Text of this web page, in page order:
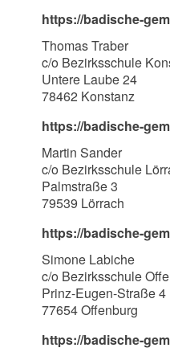
https://badische-
Thomas Traber
c/o Bezirksschule
Untere Laube 24
78462 Konstanz
https://badische-
Martin Sander
c/o Bezirksschule
Palmstraße 3
79539 Lörrach
https://badische-
Simone Labiche
c/o Bezirksschule
Prinz-Eugen-Straße 4
77654 Offenburg
https://badische-